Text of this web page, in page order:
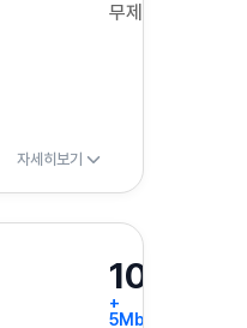
무제한
자세히보기
100GB
+
5Mbps